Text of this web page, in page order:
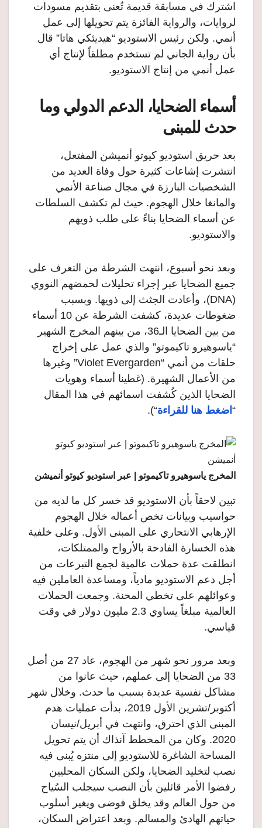
اشترك في مسابقة قديمة تُعنى بتقديم مسودات
لروايات، والرواية الفائزة يتم تحويلها إلى عمل
أنمي. ولكن رئيس الاستوديو “هيديئكي هاتا” قال
بأن رواية الجاني لم تستخدم مطلقاً لإنتاج أي
عمل أنمي من إنتاج الاستوديو.
أسماء الضحايا، الدعم الدولي وما
حدث للمبنى
بعد حريق استوديو كيوتو أنميشن المفتعل،
انتشرت إشاعات كثيرة حول وفاة العديد من
الشخصيات البارزة في مجال صناعة الأنمي
والمانغا خلال الهجوم. حيث لم تكشف السلطات
عن أسماء الضحايا بناءً على طلب ذويهم
والاستوديو.
وبعد نحو أسبوع، انتهت الشرطة من التعرف على
جميع الضحايا عبر إجراء تحليلات لحمضهم النووي
(DNA)، وأعادت الجثث إلى ذويها. وبسبب
ضغوطات عديدة، كشفت الشرطة عن 10 أسماء
من بين الضحايا الـ36، من بينهم المخرج الشهير
“ياسوهيرو تاكيموتو” والذي عمل على إخراج
حلقات من أنمي “Violet Evergarden” وغيرها
من الأعمال الشهيرة. (غطينا أسماء وهويات
الضحايا الذين كُشفت اسمائهم في هذا المقال
“ اضغط هنا للقراءة“).
المخرج ياسوهيرو تاكيموتو | عبر استوديو كيوتو أنميشن
تبين لاحقاً بأن الاستوديو قد خسر كل ما لديه من
حواسيب وبيانات تخص أعماله خلال الهجوم
الإرهابي الانتحاري على المبنى الأول. وعلى خلفية
هذه الخسارة الفادحة بالأرواح والممتلكات،
انطلقت عدة حملات عالمية لجمع التبرعات من
أجل دعم الاستوديو مادياً، ومساعدة العاملين فيه
وعوائلهم على تخطي المحنة. وجمعت الحملات
العالمية مبلغاً يساوي 2.3 مليون دولار في وقت
قياسي.
وبعد مرور نحو شهر من الهجوم، عاد 27 من أصل
33 من الضحايا إلى عملهم، حيث عانوا من
مشاكل نفسية عديدة بسبب ما حدث. وخلال شهر
أكتوبر/تشرين الأول 2019، بدأت عمليات هدم
المبنى الذي احترق، وانتهت في أبريل/نيسان
2020. وكان من المخطط آنذاك أن يتم تحويل
المساحة الشاغرة للاستوديو إلى منتزه يُبنى فيه
نصب لتخليد الضحايا، ولكن السكان المحليين
رفضوا الأمر قائلين بأن النصب سيجلب السُياح
من حول العالم وقد يخلق فوضى ويغير أسلوب
حياتهم الهادئ والمسالم. وبعد اعتراض السكان،